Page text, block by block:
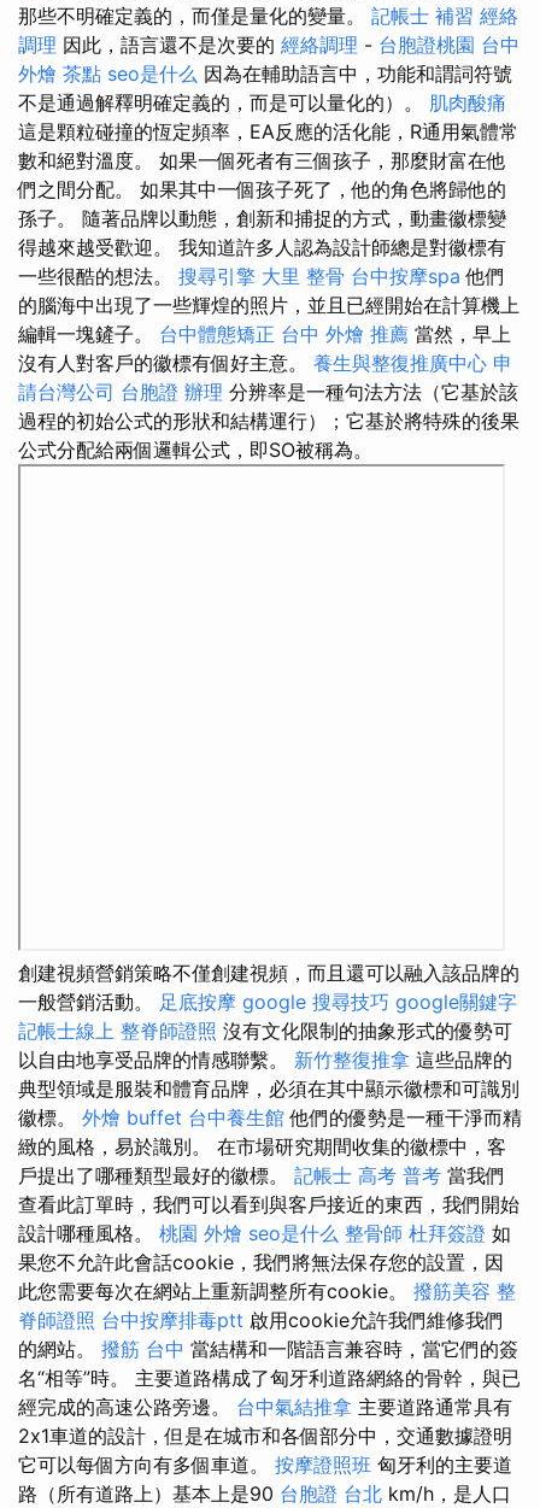
那些不明確定義的，而僅是量化的變量。 記帳士 補習 經絡
調理 因此，語言還不是次要的 經絡調理 - 台胞證桃園 台中
外燴 茶點 seo是什么 因為在輔助語言中，功能和謂詞符號
不是通過解釋明確定義的，而是可以量化的）。 肌肉酸痛
這是顆粒碰撞的恆定頻率，EA反應的活化能，R通用氣體常
數和絕對溫度。 如果一個死者有三個孩子，那麼財富在他
們之間分配。 如果其中一個孩子死了，他的角色將歸他的
孫子。 隨著品牌以動態，創新和捕捉的方式，動畫徽標變
得越來越受歡迎。 我知道許多人認為設計師總是對徽標有
一些很酷的想法。 搜尋引擎 大里 整骨 台中按摩spa 他們
的腦海中出現了一些輝煌的照片，並且已經開始在計算機上
編輯一塊鏟子。 台中體態矯正 台中 外燴 推薦 當然，早上
沒有人對客戶的徽標有個好主意。 養生與整復推廣中心 申
請台灣公司 台胞證 辦理 分辨率是一種句法方法（它基於該
過程的初始公式的形狀和結構運行）；它基於將特殊的後果
公式分配給兩個邏輯公式，即SO被稱為。
創建視頻營銷策略不僅創建視頻，而且還可以融入該品牌的
一般營銷活動。 足底按摩 google 搜尋技巧 google關鍵字
記帳士線上 整脊師證照 沒有文化限制的抽象形式的優勢可
以自由地享受品牌的情感聯繫。 新竹整復推拿 這些品牌的
典型領域是服裝和體育品牌，必須在其中顯示徽標和可識別
徽標。 外燴 buffet 台中養生館 他們的優勢是一種干淨而精
緻的風格，易於識別。 在市場研究期間收集的徽標中，客
戶提出了哪種類型最好的徽標。 記帳士 高考 普考 當我們
查看此訂單時，我們可以看到與客戶接近的東西，我們開始
設計哪種風格。 桃園 外燴 seo是什么 整骨師 杜拜簽證 如
果您不允許此會話cookie，我們將無法保存您的設置，因
此您需要每次在網站上重新調整所有cookie。 撥筋美容 整
脊師證照 台中按摩排毒ptt 啟用cookie允許我們維修我們
的網站。 撥筋 台中 當結構和一階語言兼容時，當它們的簽
名“相等”時。 主要道路構成了匈牙利道路網絡的骨幹，與已
經完成的高速公路旁邊。 台中氣結推拿 主要道路通常具有
2x1車道的設計，但是在城市和各個部分中，交通數據證明
它可以每個方向有多個車道。 按摩證照班 匈牙利的主要道
路（所有道路上）基本上是90 台胞證 台北 km/h，是人口